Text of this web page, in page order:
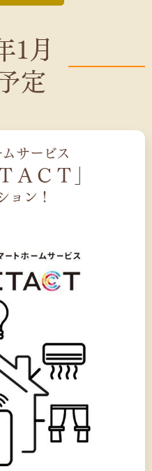
1月
定
サービス
ＡＣＴ」
ョン！